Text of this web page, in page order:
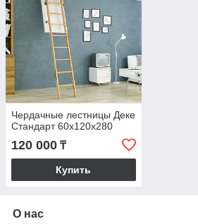
Чердачные лестницы Деке
Стандарт 60x120x280
120 000 ₸
Купить
О нас